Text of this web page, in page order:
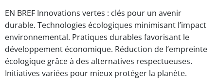
EN BREF Innovations vertes : clés pour un avenir
durable. Technologies écologiques minimisant l’impact
environnemental. Pratiques durables favorisant le
développement économique. Réduction de l’empreinte
écologique grâce à des alternatives respectueuses.
Initiatives variées pour mieux protéger la planète.